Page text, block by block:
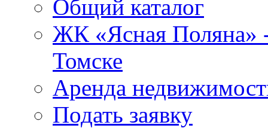
Общий каталог
ЖК «Ясная Поляна»
Томске
Аренда
Подать заявку